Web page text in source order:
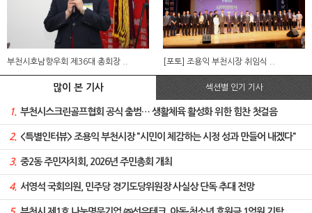
부천시호남향우회 제36대 총회장 .. [포토] 조용익 부천시장 취임식 ..
많이 본 기사 섹션별 인기 기사
1. 부천시스크린골프협회 공식 출범… 생활체육 활성화 위한 힘찬 첫걸음
2. <특별인터뷰> 조용익 부천시장 "시민이 체감하는 시정 성과 만들어 내겠다"
3. 중2동 주민자치회, 2026년 주민총회 개최
4. 서영석 국회의원, 민주당 경기도당위원장 사실상 단독 추대 전망